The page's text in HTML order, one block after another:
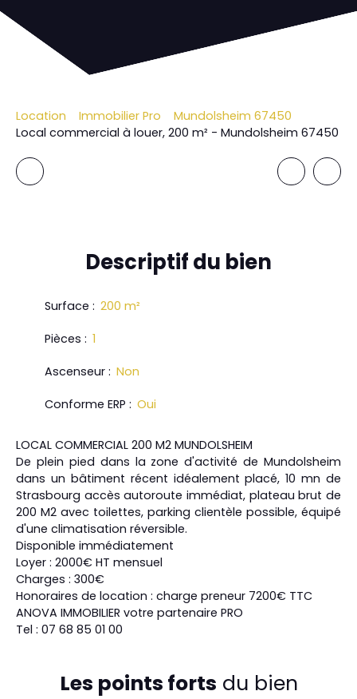
Location Immobilier Pro
Mundolsheim 67450
Local commercial à louer, 200 m² - Mundolsheim 67450
Descriptifdu bien
Surface : 200 m²
Pièces : 1
Ascenseur : Non
Conforme ERP : Oui
LOCAL COMMERCIAL 200 M2 MUNDOLSHEIM
De plein pied dans la zone d'activité de Mundolsheim
dans un bâtiment récent idéalement placé, 10 mn de
Strasbourg accès autoroute immédiat, plateau brut de
200 M2 avec toilettes, parking clientèle possible, équipé
d'une climatisation réversible.
Disponible immédiatement
Loyer : 2000€ HT mensuel
Charges : 300€
Honoraires de location : charge preneur 7200€ TTC
ANOVA IMMOBILIER votre partenaire PRO
Tel : 07 68 85 01 00
Les points forts du bien